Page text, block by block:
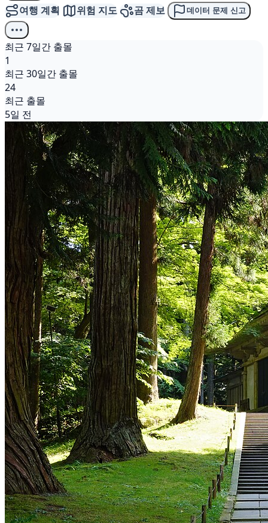
여행 계획 위험 지도 곰 제보 데이터 문제 신고
최근 7일간 출몰
1
최근 30일간 출몰
24
최근 출몰
5일 전